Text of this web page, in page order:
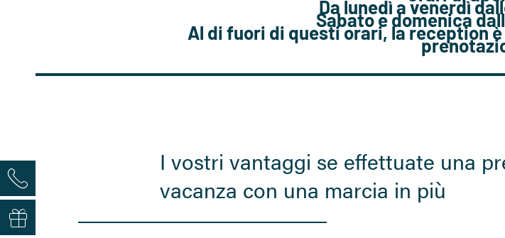
Da lunedì a venerdì
Sabato e domenica
Al di fuori di questi orari, la reception
I vostri vantaggi se effettuate una
vacanza con una marcia in più